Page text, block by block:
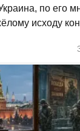
по его
исходу